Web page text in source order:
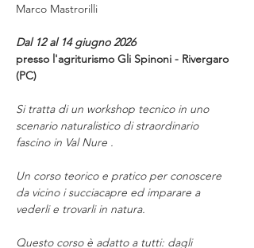
Marco Mastrorilli
Dal 12 al 14 giugno 2026
presso l'agriturismo Gli Spinoni - Rivergaro
(PC)
Si tratta di un workshop tecnico in uno
scenario naturalistico di straordinario
fascino in Val Nure .
Un corso teorico e pratico per conoscere
da vicino i succiacapre ed imparare a
vederli e trovarli in natura.
Questo corso è adatto a tutti: dagli